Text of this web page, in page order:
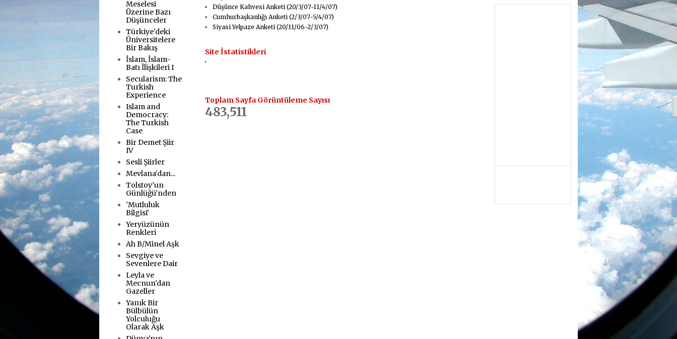
Düşünce Kahvesi Anketi (20/3/07-11/4/07)
Cumhurbaşkanlığı Anketi (2/3/07-5/4/07)
Siyasi Yelpaze Anketi (20/11/06-2/3/07)
Site İstatistikleri
Toplam Sayfa Görüntüleme Sayısı
483,511
Meselesi
Üzerine Bazı
Düşünceler
Türkiye'deki
Üniversitelere
Bir Bakış
İslam, İslam-
Batı İlişkileri I
Secularism: The
Turkish
Experience
Islam and
Democracy:
The Turkish
Case
Bir Demet Şiir
IV
Sesli Şiirler
Mevlana'dan...
Tolstoy’un
Günlüğü’nden
'Mutluluk
Bilgisi'
Yeryüzünün
Renkleri
Ah B/Minel Aşk
Sevgiye ve
Sevenlere Dair
Leyla ve
Mecnun'dan
Gazeller
Yanık Bir
Bülbülün
Yolculuğu
Olarak Aşk